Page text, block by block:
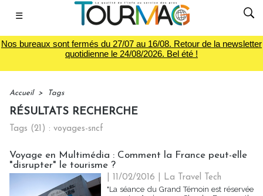
☰
Nos bureaux sont fermés du 27/07 au 16/08. Retour de la newsletter
quotidienne le 24/08/2026. Bel été !
Accueil > Tags
RÉSULTATS RECHERCHE
Tags (21) : voyages-sncf
Voyage en Multimédia : Comment la France peut-elle
"disrupter" le tourisme ?
| 11/02/2016
La Travel Tech
"La séance du Grand Témoin est réservée